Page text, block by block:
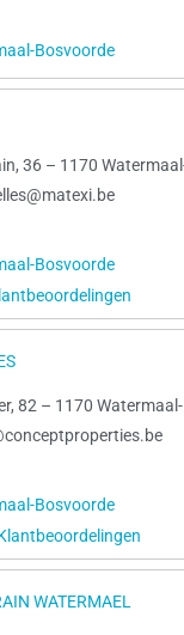
Bosvoorde
36 – 1170
Bosvoorde
82 – 1170
Bosvoorde
WATERMAEL